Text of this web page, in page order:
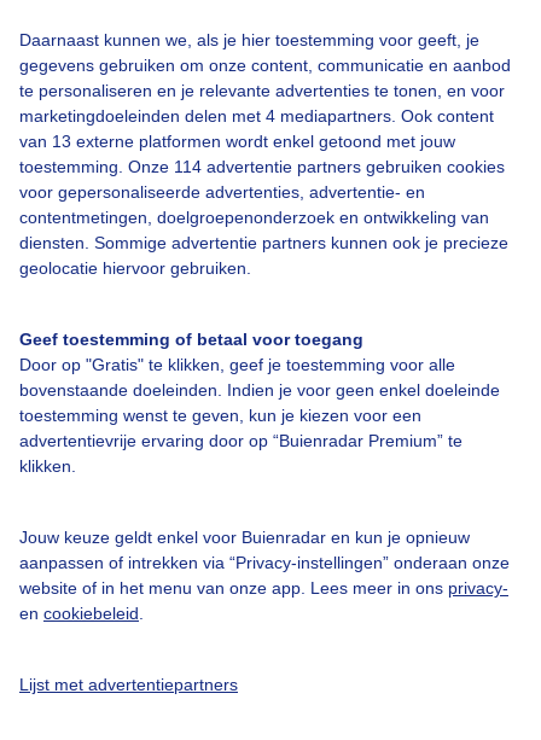
Daarnaast kunnen we, als je hier toestemming voor geeft, je
gegevens gebruiken om onze content, communicatie en aanbod
te personaliseren en je relevante advertenties te tonen, en voor
marketingdoeleinden delen met 4 mediapartners. Ook content
van 13 externe platformen wordt enkel getoond met jouw
toestemming. Onze 114 advertentie partners gebruiken cookies
voor gepersonaliseerde advertenties, advertentie- en
contentmetingen, doelgroepenonderzoek en ontwikkeling van
diensten. Sommige advertentie partners kunnen ook je precieze
geolocatie hiervoor gebruiken.
Geef toestemming of betaal voor toegang
Door op "Gratis" te klikken, geef je toestemming voor alle
bovenstaande doeleinden. Indien je voor geen enkel doeleinde
toestemming wenst te geven, kun je kiezen voor een
advertentievrije ervaring door op “Buienradar Premium” te
klikken.
Jouw keuze geldt enkel voor Buienradar en kun je opnieuw
aanpassen of intrekken via “Privacy-instellingen” onderaan onze
website of in het menu van onze app. Lees meer in ons privacy-
en cookiebeleid
Lijst met advertentiepartners
Een moment geduld aub...
Bedrijfsgegevens
Veelgestelde vragen
Contact
Adverteren
Cookie beleid